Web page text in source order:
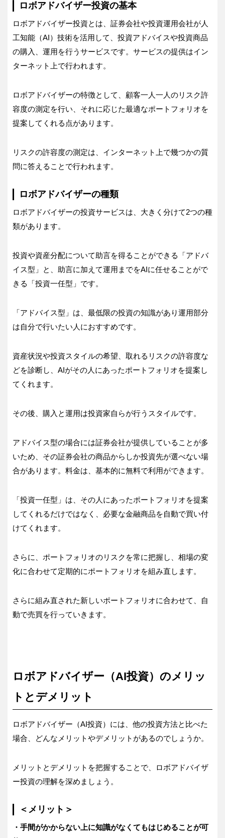
ロボアドバイザー投資の基本
ロボアドバイザー投資とは、証券会社や投資運用会社が人
工知能（AI）技術を活用して、投資アドバイスや投資商品
の購入、運用を行うサービスです。サービスの提供はイン
ターネット上で行われます。
ロボアドバイザーの特徴として、顧客一人一人のリスク許
容度の測定を行い、それに応じた最適なポートフォリオを
提案してくれる点があります。
リスクの許容度の測定は、インターネット上で幾つかの質
問に答えることで行われます。
ロボアドバイザーの種類
ロボアドバイザーの投資サービスは、大きく分けて2つの種
類があります。
投資や資産分配について助言を得ることができる「アドバ
イス型」と、助言に加えて運用までをAIに任せることがで
きる「投資一任型」です。
「アドバイス型」は、最低限の投資の知識があり運用部分
は自分で行いたい人におすすめです。
資産状況や投資スタイルの希望、取れるリスクの許容度な
どを診断し、AIがその人にあったポートフォリオを提案し
てくれます。
その後、購入と運用は投資家自らが行うスタイルです。
アドバイス型の場合には証券会社が提供していることが多
いため、その証券会社の商品からしか投資先が選べない場
合があります。料金は、基本的に無料で利用ができます。
「投資一任型」は、その人にあったポートフォリオを提案
してくれるだけではなく、必要な金融商品を自動で買い付
けてくれます。
さらに、ポートフォリオのリスクを常に把握し、相場の変
化に合わせて定期的にポートフォリオを組み直します。
さらに組み直された新しいポートフォリオに合わせて、自
動で売買を行っていきます。
ロボアドバイザー（AI投資）のメリッ
トとデメリット
ロボアドバイザー（AI投資）には、他の投資方法と比べた
場合、どんなメリットやデメリットがあるのでしょうか。
メリットとデメリットを把握することで、ロボアドバイザ
ー投資の理解を深めましょう。
＜メリット＞
・手間がかからない上に知識がなくてもはじめることが可